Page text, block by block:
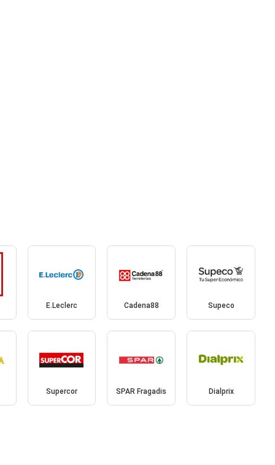
E.Leclerc Cadena88 Supeco
Supercor SPAR Fragadis Dialprix